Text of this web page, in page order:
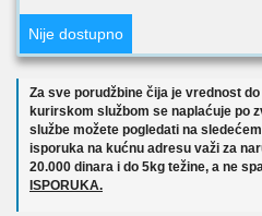
Nije dostupno
Za sve porudžbine čija je vrednost
kurirskom službom se naplaćuje po
službe možete pogledati na
isporuka na kućnu adresu važi za
20.000 dinara i do 5kg težine, a ne
ISPORUKA.